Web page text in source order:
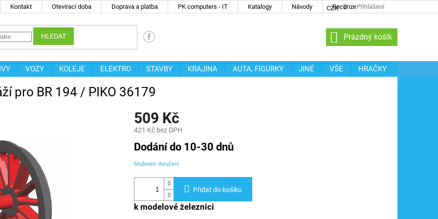
Kontakt Otevírací doba Doprava a platba PK computers - IT Katalogy Návody Recenze
CZK Přihlášení
HLEDAT
NÁKUPNÍ
KOŠÍK
Prázdný košík
VOZY KOLEJE ELEKTRO STAVBY KRAJINA AUTA, FIGURKY JINÉ VŠE
HRAČKY
pro BR 194 / PIKO 36179
509 Kč
421 Kč bez DPH
Měrná
cena:
Dodání do 10-30 dnů
Možnosti doručení
Přidat do košíku
k modelové železnici